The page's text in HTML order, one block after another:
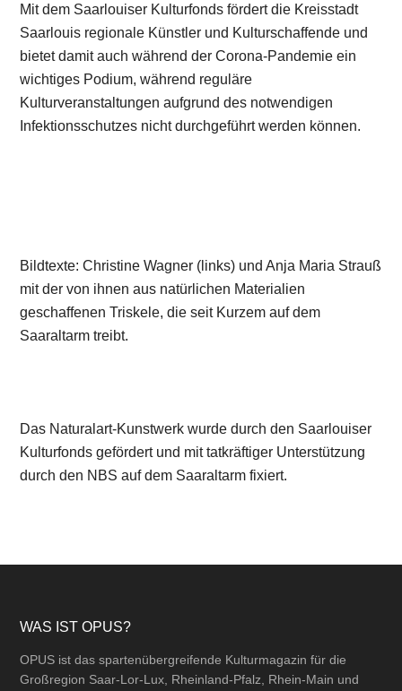
Mit dem Saarlouiser Kulturfonds fördert die Kreisstadt
Saarlouis regionale Künstler und Kulturschaffende und
bietet damit auch während der Corona-Pandemie ein
wichtiges Podium, während reguläre
Kulturveranstaltungen aufgrund des notwendigen
Infektionsschutzes nicht durchgeführt werden können.
Bildtexte: Christine Wagner (links) und Anja Maria Strauß
mit der von ihnen aus natürlichen Materialien
geschaffenen Triskele, die seit Kurzem auf dem
Saaraltarm treibt.
Das Naturalart-Kunstwerk wurde durch den Saarlouiser
Kulturfonds gefördert und mit tatkräftiger Unterstützung
durch den NBS auf dem Saaraltarm fixiert.
Footer
WAS IST OPUS?
OPUS ist das spartenübergreifende Kulturmagazin für die
Großregion Saar-Lor-Lux, Rheinland-Pfalz, Rhein-Main und